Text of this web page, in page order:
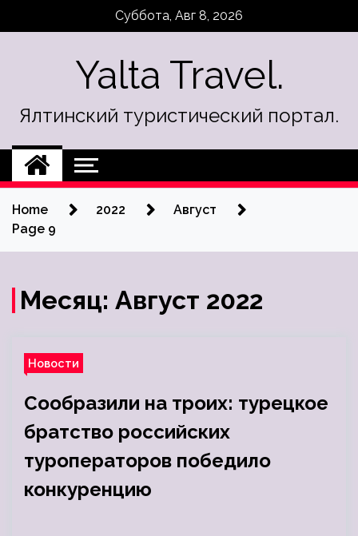
Суббота, Авг 8, 2026
Yalta Travel.
Ялтинский туристический портал.
Home 2022
Август
Page 9
Месяц: Август 2022
Новости
Сообразили на троих: турецкое
братство российских
туроператоров победило
конкуренцию